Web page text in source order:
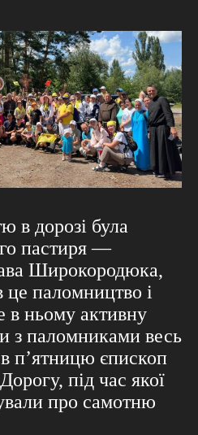
в дорозі була
пастиря —
Широкородюка,
це паломництво і
в ньому активну
з паломниками весь
п’ятницю єпископ
під час якої
про самотню